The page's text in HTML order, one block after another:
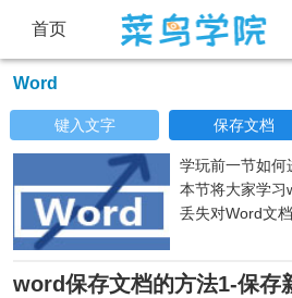
首页
Word
键入文字 保存文档
学玩前一节如何
本节将大家学
丢失对Word文
word保存文档的方法1-保存